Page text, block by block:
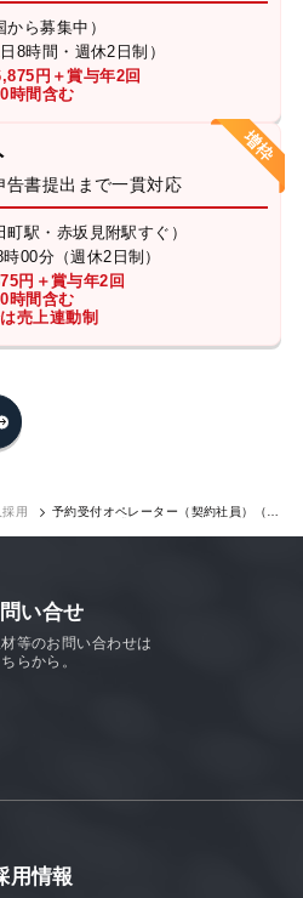
ら募集中）
8時間・週休2日制）
円＋賞与年2回
時間含む
告書提出まで一貫対応
駅・赤坂見附駅すぐ）
00分（週休2日制）
円＋賞与年2回
時間含む
売上連動制
用
予約受付オペレーター（契約社員）（永
い合せ
等のお問い合わせは
らから。
用情報